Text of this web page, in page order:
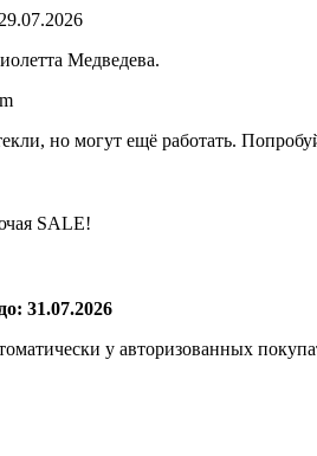
Медведева.
но могут ещё работать.
SALE!
31.07.2026
у авторизованных